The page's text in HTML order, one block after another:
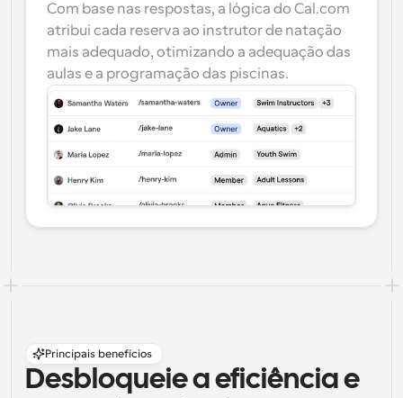
Com base nas respostas, a lógica do Cal.com
atribui cada reserva ao instrutor de natação
mais adequado, otimizando a adequação das
aulas e a programação das piscinas.
Principais benefícios
Desbloqueie a eficiência e